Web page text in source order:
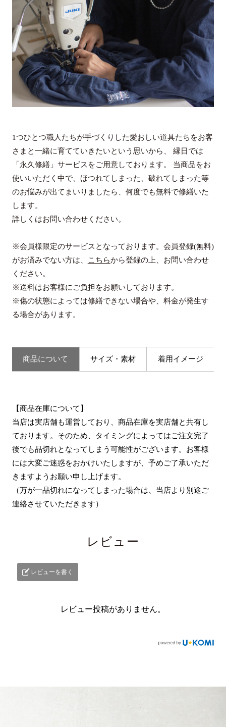
1つひとつ職人たちが手づくりした愛おしい道具たちをお客
さまと一緒に育てていきたいという思いから、 縁日では
「永久修繕」サービスをご用意しております。 当商品をお
使いいただく中で、ほつれてしまった、破れてしまった等
のお悩みが出てまいりましたら、何度でも無料で修繕いた
します。
詳しくはお問い合わせください。
※会員様限定のサービスとなっております。会員登録(無料)
がお済みでない方は、
こちらから登録の上、お問い合わせ
ください。
※送料はお客様にご負担をお願いしております。
※傷の状態によっては修繕できない場合や、料金が発生す
る場合があります。
商品について サイズ・素材 着用イメージ
【商品在庫について】
当店は実店舗も運営しており、商品在庫を実店舗と共有し
ております。そのため、タイミングによってはご注文完了
後でも品切れとなってしまう可能性がございます。お客様
には大変ご迷惑をおかけいたしますが、予めご了承いただ
きますようお願い申し上げます。
（万が一品切れになってしまった場合は、当店より別途ご
連絡させていただきます）
レビュー
レビューを書く
レビュー投稿がありません。